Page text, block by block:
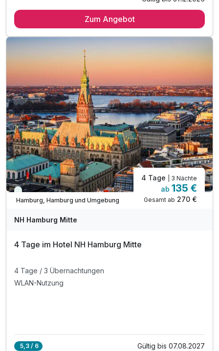
Zum Angebot
Viele Termine frei
Hamburg, Hamburg und Umgebung
4 Tage | 3 Nächte
ab 135 €
Gesamt ab 270 €
NH Hamburg Mitte
4 Tage im Hotel NH Hamburg Mitte
4 Tage / 3 Übernachtungen
WLAN-Nutzung
5,3 / 6 Gültig bis 07.08.2027